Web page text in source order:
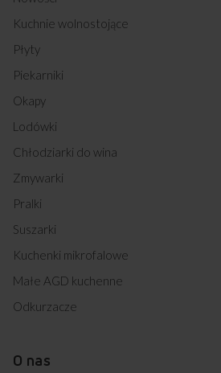
Kuchnie wolnostojące
Płyty
Piekarniki
Okapy
Lodówki
Chłodziarki do wina
Zmywarki
Pralki
Suszarki
Kuchenki mikrofalowe
Małe AGD kuchenne
Odkurzacze
O nas